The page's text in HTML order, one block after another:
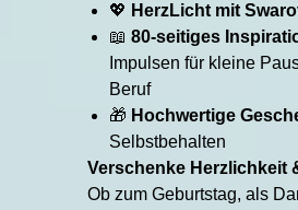
💖 HerzLicht mit
📖 80-seitiges
Impulsen für kleine
Beruf
🎁 Hochwertige
Selbstbehalten
Verschenke Herzlichkeit
Ob zum Geburtstag, als